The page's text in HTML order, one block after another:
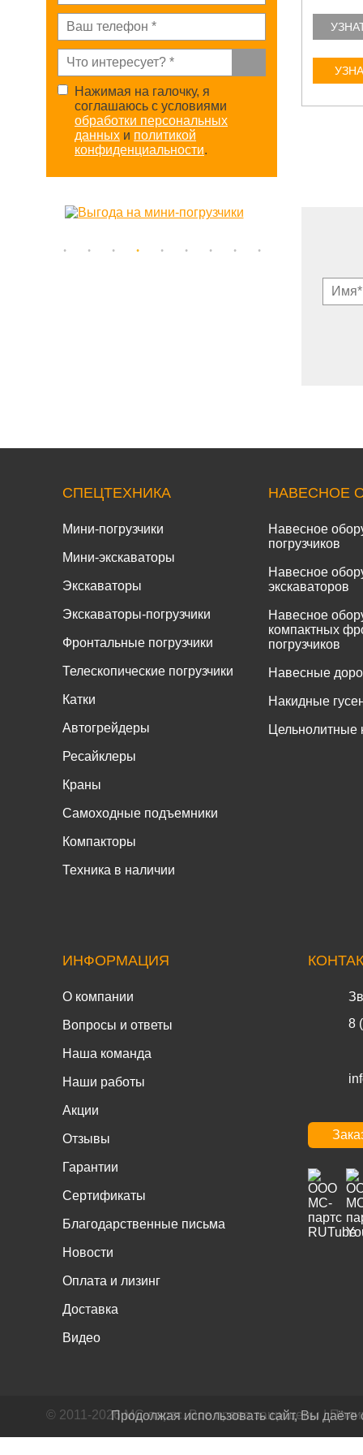
Нажимая на галочку, я
соглашаюсь с условиями
обработки персональных
данных и политикой
конфиденциальности.
УЗНАТЬ БОЛЬШЕ
УЗНАТЬ ЦЕНУ
СПЕЦТЕХНИКА
Мини-погрузчики
Мини-экскаваторы
Экскаваторы
Экскаваторы-погрузчики
Фронтальные погрузчики
Телескопические погрузчики
Катки
Автогрейдеры
Ресайклеры
Краны
Самоходные подъемники
Компакторы
Техника в наличии
НАВЕСНОЕ
Навесное
погрузчиков
Навесное
экскаваторов
Навесное
компактных
погрузчиков
Навесные
Накидные
Цельнолитные
ИНФОРМАЦИЯ
О компании
Вопросы и ответы
Наша команда
Наши работы
Акции
Отзывы
Гарантии
Сертификаты
Благодарственные письма
Новости
Оплата и лизинг
Доставка
Видео
8
© 2011-2026 МС-партс. Все права защищены |
Продолжая использовать сайт, Вы даёте